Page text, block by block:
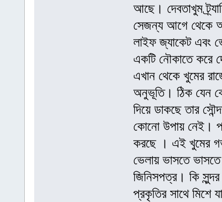
আছে। দেবতাখুম
সেজন্য আগে থেকে
লাইফ জ্যাকেট এবং
একটি নৌকাতে করে
এখান থেকে খুমের
অনুভূতি। ঠিক যেন
দিয়ে ডাকছে তার
কোনো উপায় নেই।
করছে । এই খুমের
ভেলায় ভাসতে
জিনিসপত্র। কি সুন্দর
প্রকৃতির সাথে মিশে